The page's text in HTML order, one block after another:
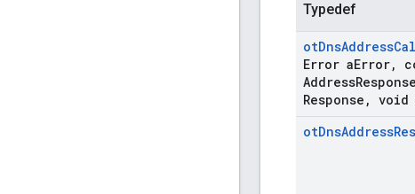
Typedef
otDnsAddress
Error aError,
Address
Response , void
otDnsAddress